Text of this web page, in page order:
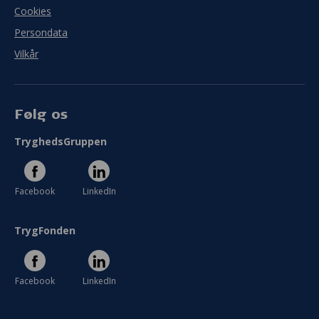
Cookies
Persondata
Vilkår
Følg os
TryghedsGruppen
Facebook LinkedIn
TrygFonden
Facebook LinkedIn